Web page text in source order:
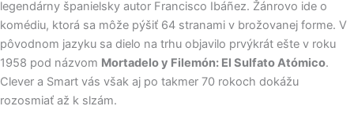
legendárny španielsky autor Francisco Ibáñez. Žánrovo ide o
komédiu, ktorá sa môže pýšiť 64 stranami v brožovanej forme. V
pôvodnom jazyku sa dielo na trhu objavilo prvýkrát ešte v roku
1958 pod názvom Mortadelo y Filemón: El Sulfato Atómico.
Clever a Smart vás však aj po takmer 70 rokoch dokážu
rozosmiať až k slzám.